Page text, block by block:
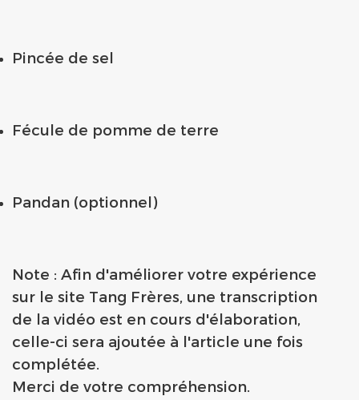
Pincée de sel
Fécule de pomme de terre
Pandan (optionnel)
Note : Afin d'améliorer votre expérience
sur le site Tang Frères, une transcription
de la vidéo est en cours d'élaboration,
celle-ci sera ajoutée à l'article une fois
complétée.
Merci de votre compréhension.